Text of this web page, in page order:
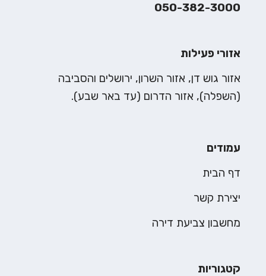
050-382-3000
אזורי פעילות
אזור גוש דן, אזור השרון, ירושלים והסביבה
(השפלה), אזור הדרום (עד באר שבע).
עמודים
דף הבית
יצירת קשר
מחשבון צביעת דירה
קטגוריות